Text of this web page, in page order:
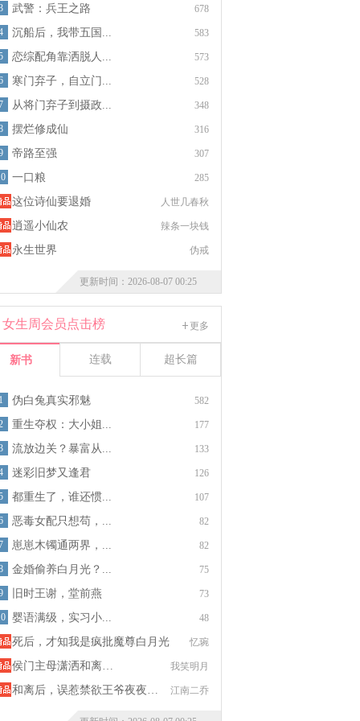
678
武警：兵王之路
583
沉船后，我带五国...
573
恋综配角靠洒脱人...
528
寒门弃子，自立门...
348
从将门弃子到摄政...
316
摆烂修成仙
307
帝路至强
285
一口粮
人世几春秋
这位诗仙要退婚
辣条一块钱
逍遥小仙农
伪戒
永生世界
更新时间：2026-08-07 00:25
更多
女生周会员点击榜
新书 连载 超长篇
582
1 伪白兔真实邪魅
177
重生夺权：大小姐...
133
流放边关？暴富从...
126
迷彩旧梦又逢君
107
都重生了，谁还惯...
82
恶毒女配只想苟，...
82
崽崽木镯通两界，...
75
金婚偷养白月光？...
73
旧时王谢，堂前燕
48
婴语满级，实习小...
忆琬
死后，才知我是疯批魔尊白月光
我笑明月
侯门主母潇洒和离…
江南二乔
和离后，误惹禁欲王爷夜夜…